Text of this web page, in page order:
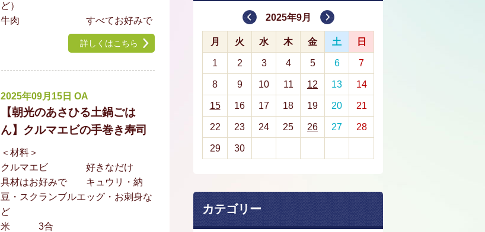
ど）
牛肉 すべてお好みで
詳しくはこちら
2025年09月15日 OA
【朝光のあさひる土鍋ごは
ん】クルマエビの手巻き寿司
＜材料＞
クルマエビ 好きなだけ
具材はお好みで キュウリ・納
豆・スクランブルエッグ・お刺身な
ど
米 3合
2025年9月
月 火 水 木 金 土 日
1 2 3 4 5 6 7
8 9 10 11 12 13 14
15 16 17 18 19 20 21
22 23 24 25 26 27 28
29 30
カテゴリー